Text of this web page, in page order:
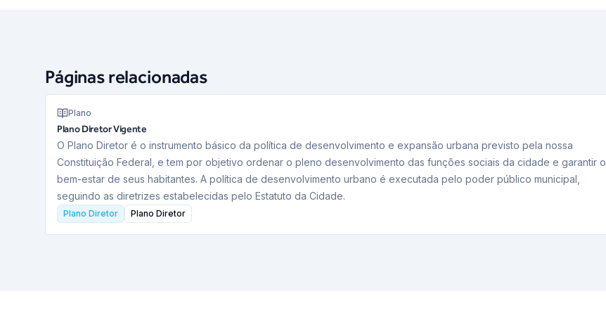
Páginas relacionadas
Plano
Plano Diretor Vigente
O Plano Diretor é o instrumento básico da política de desenvolvimento e expansão urbana previsto pela nossa
Constituição Federal, e tem por objetivo ordenar o pleno desenvolvimento das funções sociais da cidade e garantir o
bem-estar de seus habitantes. A política de desenvolvimento urbano é executada pelo poder público municipal,
seguindo as diretrizes estabelecidas pelo Estatuto da Cidade.
Plano Diretor Plano Diretor